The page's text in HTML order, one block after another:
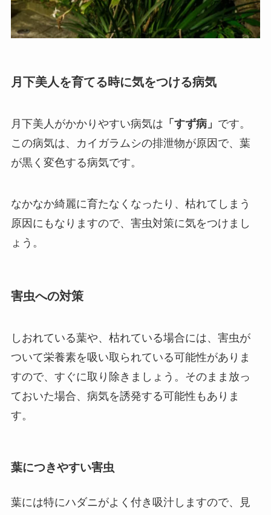
月下美人を育てる時に気をつける病気
月下美人がかかりやすい病気は 「すず病」 です。
この病気は、
カイガラムシの排泄物が原因で、葉
が黒く変色する病気です。
なかなか綺麗に育たなくなったり、枯れてしまう
原因にもなりますので、害虫対策に気をつけまし
ょう。
害虫への対策
しおれている葉や、枯れている場合には、害虫が
ついて栄養素を吸い取られている可能性がありま
すので、すぐに取り除きましょう。そのまま放っ
ておいた場合、病気を誘発する可能性もありま
す。
葉につきやすい害虫
葉には特にハダニがよく付き吸汁しますので、見